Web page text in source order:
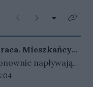
Poprzednie
Następne
Rozwiń
Kliknij
Mieszkańcy
o wartości
napływają
którzy